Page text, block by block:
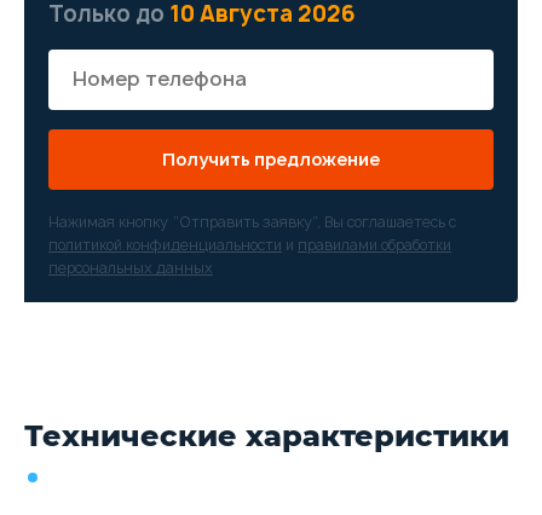
Только до 10 Августа 2026
Получить предложение
Нажимая кнопку “Отправить заявку”, Вы соглашаетесь с
политикой конфиденциальности и правилами обработки
персональных данных
Технические характеристики